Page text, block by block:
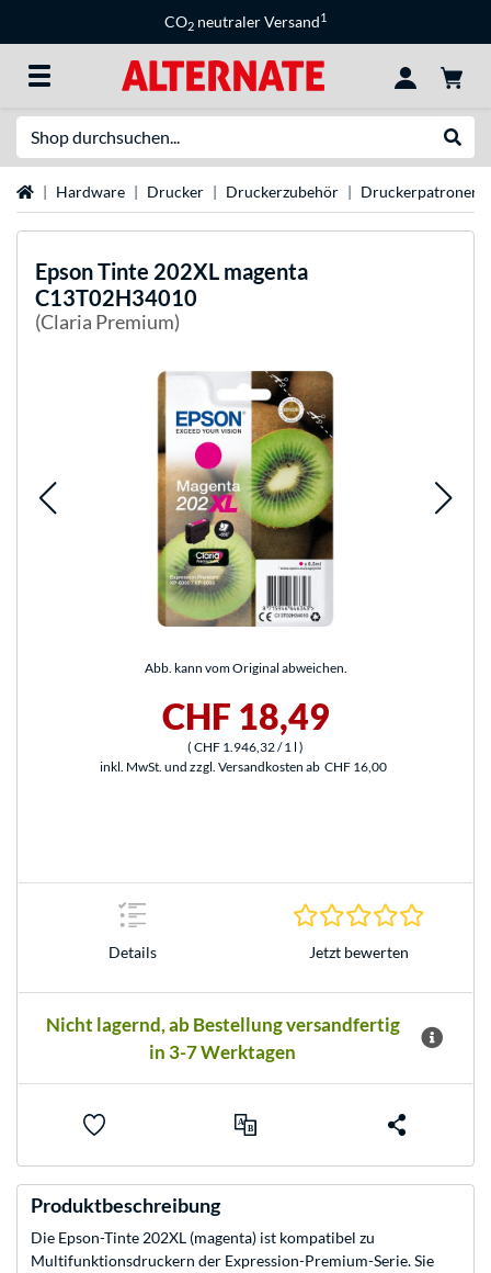
CO2 neutraler Versand1
StartseiteHardware Drucker Druckerzubehör Druckerpatronen
EpsonTinte 202XL magenta
C13T02H34010
(Claria Premium)
Abb. kann vom Original abweichen.
CHF 18,49
( CHF 1.946,32/ 1 l )
inkl. MwSt. und zzgl. Versandkosten ab CHF 16,00
Details Jetzt bewerten
Nicht lagernd, ab Bestellung versandfertig
in 3-7 Werktagen
Produktbeschreibung
Die Epson-Tinte 202XL (magenta) ist kompatibel zu
Multifunktionsdruckern der Expression-Premium-Serie. Sie